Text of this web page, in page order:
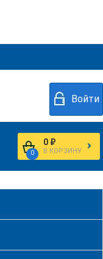
Войти
0
0 ₽
В КОРЗИНУ